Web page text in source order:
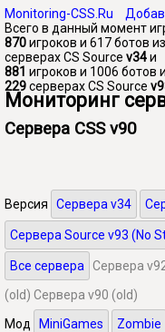
Monitoring-CSS.Ru
Всего в данный момент
870игроков и 617 ботов
серверах CS Source v34и
881 игроков и 1006
229серверах CS Source
Мониторинг
Сервера CSS v90
Версия Сервера v34
Сервера Source v93 (No
Все сервера Сервера
(old) Сервера v90 (old)
Мод
MiniGames Zombie